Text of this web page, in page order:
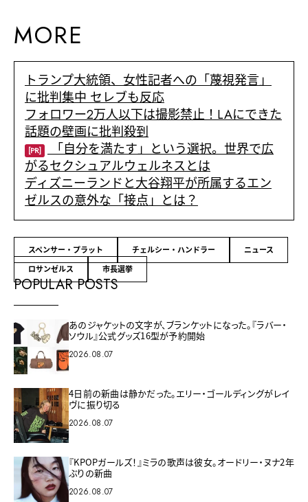
MORE
トランプ大統領、女性記者への「蔑視発言」
に批判集中 セレブも反応
フォロワー2万人以下は撮影禁止！LAにできた
話題の壁画に批判殺到
[PR]
「自分を満たす」という選択。世界で広
がるセクシュアルウェルネスとは
ディズニーランドと大谷翔平が所属するエン
ゼルスの意外な「接点」とは？
スペンサー・プラット チェルシー・ハンドラー
ニュース
ロサンゼルス
市長選挙
POPULAR POSTS
あのジャケットの文字が、ブランケットになった。『ラバー・
ソウル』公式グッズ16型が予約開始
2026.08.07
4日前の新曲は静かだった。エリー・ゴールディングがレイ
ヴに振り切る
2026.08.07
『KPOPガールズ！』ミラの歌声は彼女。オードリー・ヌナ2年
ぶりの新曲
2026.08.07